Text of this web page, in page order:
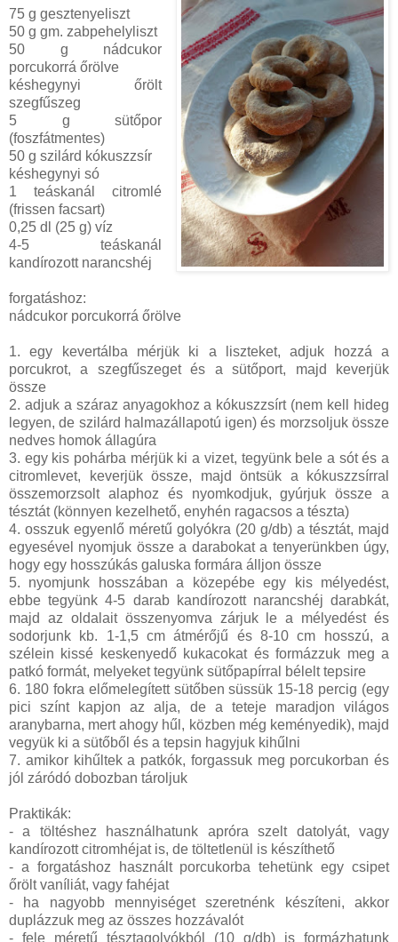
75 g gesztenyeliszt
50 g gm. zabpehelyliszt
50 g nádcukor
porcukorrá őrölve
késhegynyi őrölt
szegfűszeg
5 g sütőpor
(foszfátmentes)
50 g szilárd kókuszzsír
késhegynyi só
1 teáskanál citromlé
(frissen facsart)
0,25 dl (25 g) víz
4-5 teáskanál
kandírozott narancshéj
forgatáshoz:
nádcukor porcukorrá őrölve
1. egy kevertálba mérjük ki a liszteket, adjuk hozzá a
porcukrot, a szegfűszeget és a sütőport, majd keverjük
össze
2. adjuk a száraz anyagokhoz a kókuszzsírt (nem kell hideg
legyen, de szilárd halmazállapotú igen) és morzsoljuk össze
nedves homok állagúra
3. egy kis pohárba mérjük ki a vizet, tegyünk bele a sót és a
citromlevet, keverjük össze, majd öntsük a kókuszzsírral
összemorzsolt alaphoz és nyomkodjuk, gyúrjuk össze a
tésztát (könnyen kezelhető, enyhén ragacsos a tészta)
4. osszuk egyenlő méretű golyókra (20 g/db) a tésztát, majd
egyesével nyomjuk össze a darabokat a tenyerünkben úgy,
hogy egy hosszúkás galuska formára álljon össze
5. nyomjunk hosszában a közepébe egy kis mélyedést,
ebbe tegyünk 4-5 darab kandírozott narancshéj darabkát,
majd az oldalait összenyomva zárjuk le a mélyedést és
sodorjunk kb. 1-1,5 cm átmérőjű és 8-10 cm hosszú, a
szélein kissé keskenyedő kukacokat és formázzuk meg a
patkó formát, melyeket tegyünk sütőpapírral bélelt tepsire
6. 180 fokra előmelegített sütőben süssük 15-18 percig (egy
pici színt kapjon az alja, de a teteje maradjon világos
aranybarna, mert ahogy hűl, közben még keményedik), majd
vegyük ki a sütőből és a tepsin hagyjuk kihűlni
7. amikor kihűltek a patkók, forgassuk meg porcukorban és
jól záródó dobozban tároljuk
Praktikák:
- a töltéshez használhatunk apróra szelt datolyát, vagy
kandírozott citromhéjat is, de töltetlenül is készíthető
- a forgatáshoz használt porcukorba tehetünk egy csipet
őrölt vaníliát, vagy fahéjat
- ha nagyobb mennyiséget szeretnénk készíteni, akkor
duplázzuk meg az összes hozzávalót
- fele méretű tésztagolyókból (10 g/db) is formázhatunk